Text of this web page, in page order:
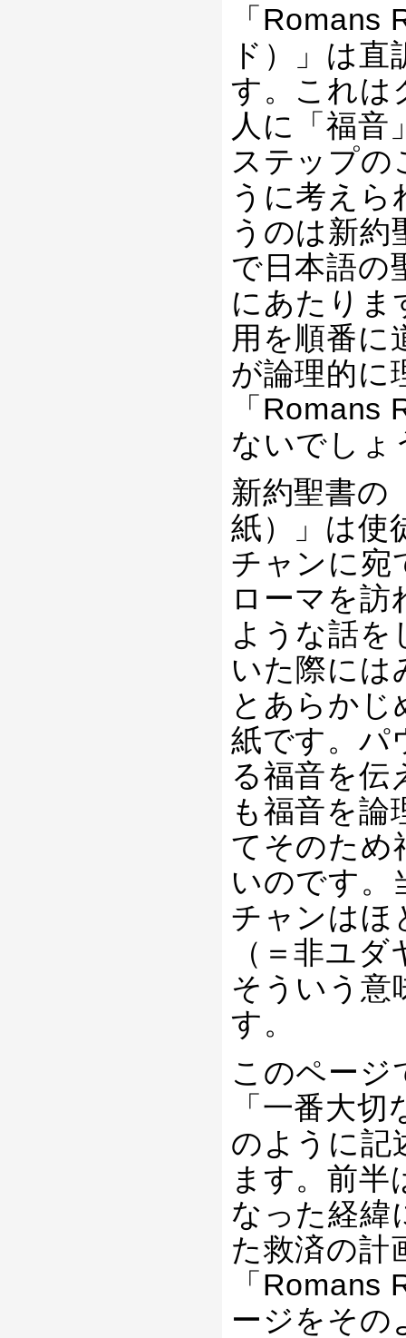
「Romans
ド）」は
す。これは
人に「福音
ステップの
うに考えら
うのは新約
で日本語の
にあたりま
用を順番に
が論理的に
「Romans
ないでしょ
新約聖書の
紙）」は使
チャンに宛
ローマを訪
ような話を
いた際には
とあらか
紙です。パ
る福音を伝
も福音を論
てそのため
いのです。
チャンはほ
（＝非ユ
そういう意
す。
このページ
「一番大
のように記
ます。前半
なった経緯
た救済の計
「Romans
ージをその